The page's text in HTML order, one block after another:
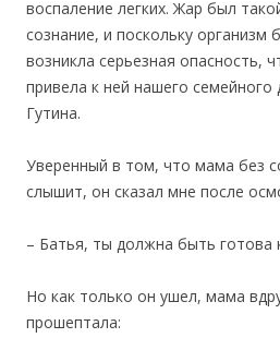
воспаление легких. Жар был
сознание, и поскольку организм
возникла серьезная опасность,
привела к ней нашего семейного
Гутина.
Уверенный в том, что мама без
слышит, он сказал мне после
– Батья, ты должна быть готова
Но как только он ушел, мама
прошептала: